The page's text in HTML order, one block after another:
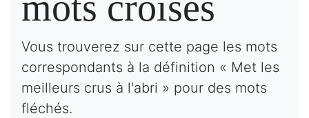
Vous trouverez sur cette page les mots
correspondants à la définition « Met les
meilleurs crus à l'abri » pour des mots
fléchés.